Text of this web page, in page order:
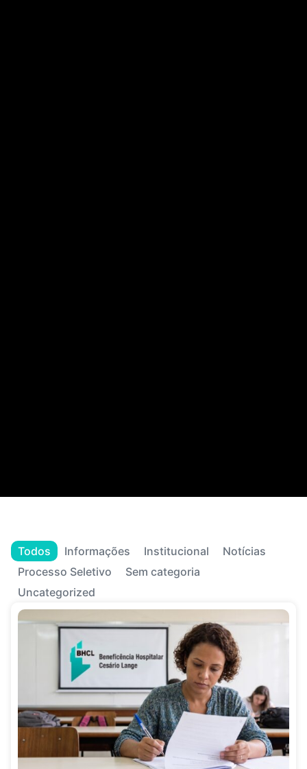
Informações Institucional
Notícias
Processo Seletivo
Sem categoria
Uncategorized
Todos